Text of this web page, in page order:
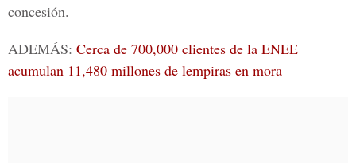
concesión.
ADEMÁS: Cerca de 700,000 clientes de la ENEE
acumulan 11,480 millones de lempiras en mora